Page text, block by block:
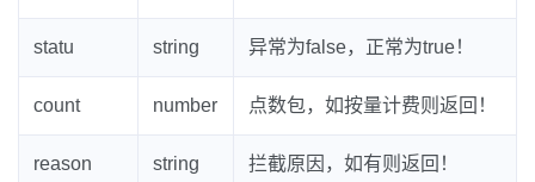
statu string 异常为false，正常为true！
count number 点数包，如按量计费则返回！
reason string 拦截原因，如有则返回！